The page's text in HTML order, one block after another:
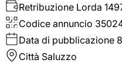
Retribuzione Lorda
Codice annuncio
Data di pubblicazione
Città Saluzzo